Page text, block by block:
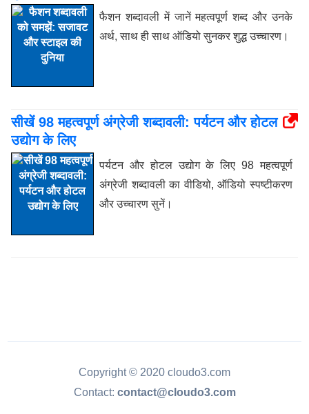
फैशन शब्दावली में जानें महत्वपूर्ण शब्द और उनके
अर्थ, साथ ही साथ ऑडियो सुनकर शुद्ध उच्चारण।
सीखें 98 महत्वपूर्ण अंग्रेजी शब्दावली: पर्यटन और होटल
उद्योग के लिए
पर्यटन और होटल उद्योग के लिए 98 महत्वपूर्ण
अंग्रेजी शब्दावली का वीडियो, ऑडियो स्पष्टीकरण
और उच्चारण सुनें।
Copyright © 2020 cloudo3.com
Contact: contact@cloudo3.com